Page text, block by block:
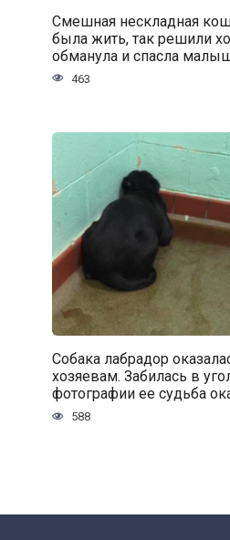
Смешная нескладная
была жить, так решили
обманула и спасла
463
Собака лабрадор
хозяевам. Забилась в
фотографии ее судьба
588